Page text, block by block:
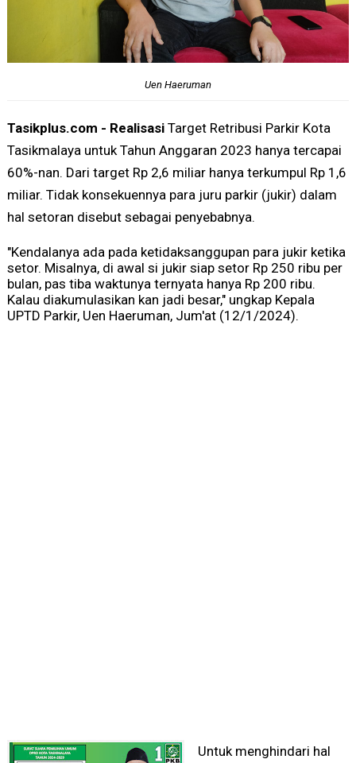
Uen Haeruman
Tasikplus.com - RealisasiTarget Retribusi Parkir Kota
Tasikmalaya untuk Tahun Anggaran 2023 hanya tercapai
60%-nan. Dari target Rp 2,6 miliar hanya terkumpul Rp 1,6
miliar. Tidak konsekuennya para juru parkir (jukir) dalam
hal setoran disebut sebagai penyebabnya.
"Kendalanya ada pada ketidaksanggupan para jukir ketika
setor. Misalnya, di awal si jukir siap setor Rp 250 ribu per
bulan, pas tiba waktunya ternyata hanya Rp 200 ribu.
Kalau diakumulasikan kan jadi besar," ungkap Kepala
UPTD Parkir, Uen Haeruman, Jum'at (12/1/2024).
Untuk menghindari hal